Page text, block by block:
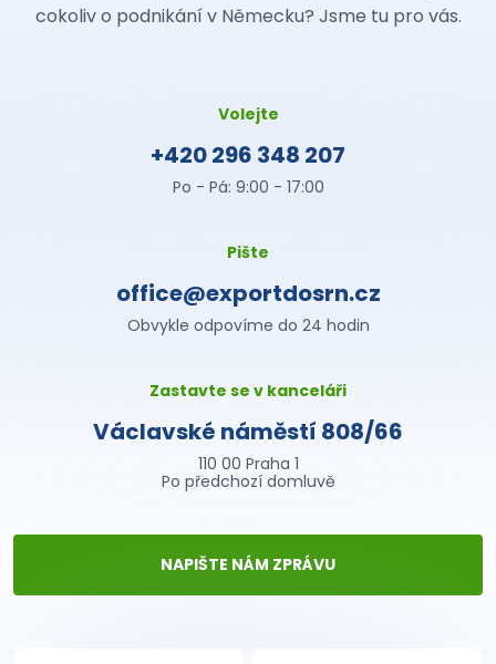
cokoliv o podnikání v Německu? Jsme tu pro vás.
Volejte
+420 296 348 207
Po - Pá: 9:00 - 17:00
Pište
office@exportdosrn.cz
Obvykle odpovíme do 24 hodin
Zastavte se v kanceláři
Václavské náměstí 808/66
110 00 Praha 1
Po předchozí domluvě
NAPIŠTE NÁM ZPRÁVU